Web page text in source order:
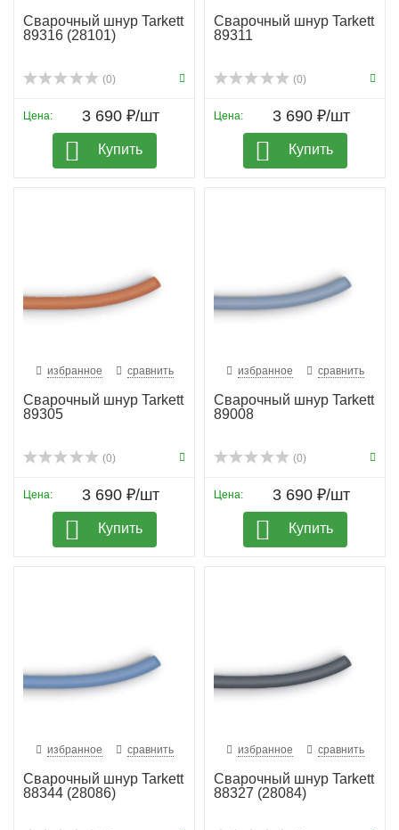
Сварочный шнур Tarkett
89316 (28101)
(0)
Цена: 3 690 ₽/шт
Купить
Сварочный шнур Tarkett
89311
(0)
Цена: 3 690 ₽/шт
Купить
избранное сравнить
Сварочный шнур Tarkett
89305
(0)
Цена: 3 690 ₽/шт
Купить
избранное сравнить
Сварочный шнур Tarkett
89008
(0)
Цена: 3 690 ₽/шт
Купить
избранное сравнить
Сварочный шнур Tarkett
88344 (28086)
избранное сравнить
Сварочный шнур Tarkett
88327 (28084)